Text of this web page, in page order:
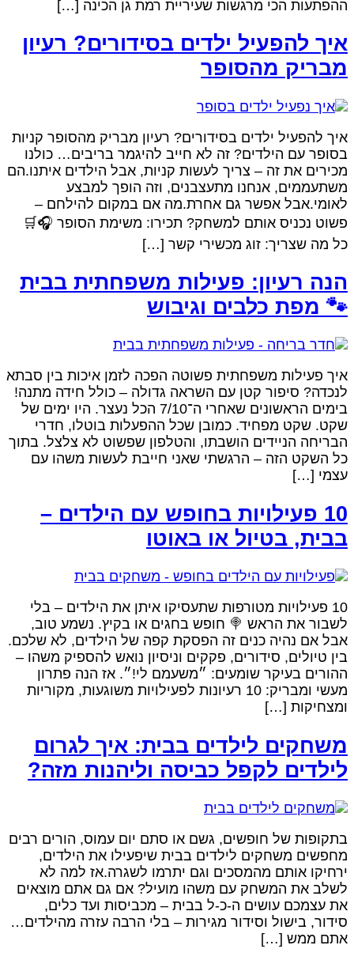
הכי מרגשות שעיריית רמת גן הכינה […]
להפעיל ילדים בסידורים? רעיון
מהסופר
להפעיל ילדים בסידורים? רעיון מבריק מהסופר קניות
עם הילדים? זה לא חייב להיגמר בריבים… כולנו
את זה – צריך לעשות קניות, אבל הילדים איתנו.הם
אנחנו מתעצבנים, וזה הופך למבצע
אפשר גם אחרת.מה אם במקום להילחם –
נכניס אותם למשחק? תכירו: משימת הסופר 🎧🛒
מה שצריך: זוג מכשירי קשר […]
רעיון: פעילות משפחתית בבית
מפת כלבים וגיבוש
פעילות משפחתית פשוטה הפכה לזמן איכות בין סבתא
סיפור קטן עם השראה גדולה – כולל חידה מתנה!
בימים הראשונים שאחרי ה־7/10 הכל נעצר. היו ימים של
שקט מפחיד. כמובן שכל ההפעלות בוטלו, חדרי
הניידים הושבתו, והטלפון שפשוט לא צלצל. בתוך
השקט הזה – הרגשתי שאני חייבת לעשות משהו עם
[…]
10 פעילויות בחופש עם הילדים –
בטיול או באוטו
10 פעילויות מטורפות שתעסיקו איתן את הילדים – בלי
את הראש 🍭 חופש בחגים או בקיץ. נשמע טוב,
אם נהיה כנים זה הפסקת קפה של הילדים, לא שלכם.
טיולים, סידורים, פקקים וניסיון נואש להספיק משהו –
בעיקר שומעים: ״משעמם לי!״. אז הנה פתרון
מעשי ומבריק: 10 רעיונות לפעילויות משוגעות, מקוריות
[…]
לילדים בבית: איך לגרום
לקפל כביסה וליהנות מזה?
של חופשים, גשם או סתם יום עמוס, הורים רבים
משחקים לילדים בבית שיפעילו את הילדים,
אותם מהמסכים וגם יתרמו לשגרה.אז למה לא
את המשחק עם משהו מועיל? אם גם אתם מוצאים
עצמכם עושים ה-כ-ל בבית – מכביסות ועד כלים,
בישול וסידור מגירות – בלי הרבה עזרה מהילדים…
ממש […]